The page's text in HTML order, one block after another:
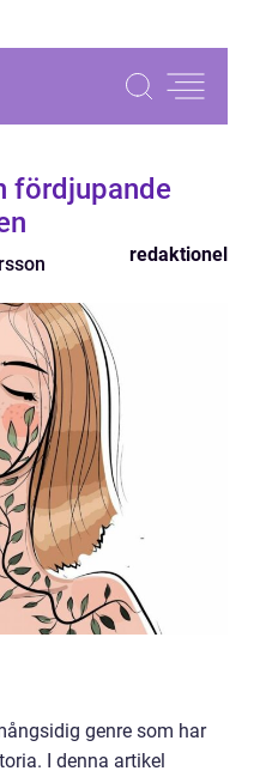
fördjupande
redaktionel
genre som har
I denna artikel